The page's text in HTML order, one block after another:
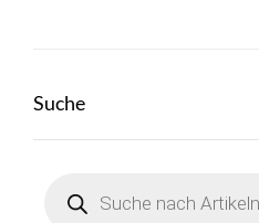
Suche
search